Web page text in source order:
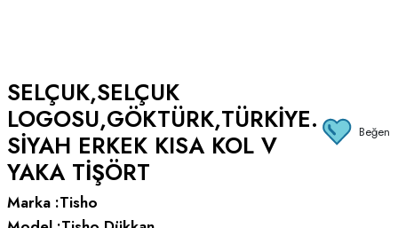
SELÇUK,SELÇUK
LOGOSU,GÖKTÜRK,TÜRKIYE.
SIYAH ERKEK KISA KOL V
YAKA TIŞÖRT
Beğen
Marka :Tisho